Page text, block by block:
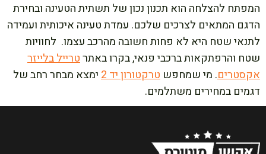
המפתח להצלחה הוא תכנון נכון של תשתית הטעינה ובחירת
הדגם המתאים לצרכים שלכם. עמדת טעינה איכותית ועמידה
לתנאי שטח היא לא פחות חשובה מהרכב עצמו. לחוויות
שטח והרפתקאות ברכבי פנאי, בקרו באתרטרייל בלייזר
אקסטרים. מי שמחפש טרקטורון יד 2 ימצא מבחר רחב של
דגמים במחירים משתלמים.